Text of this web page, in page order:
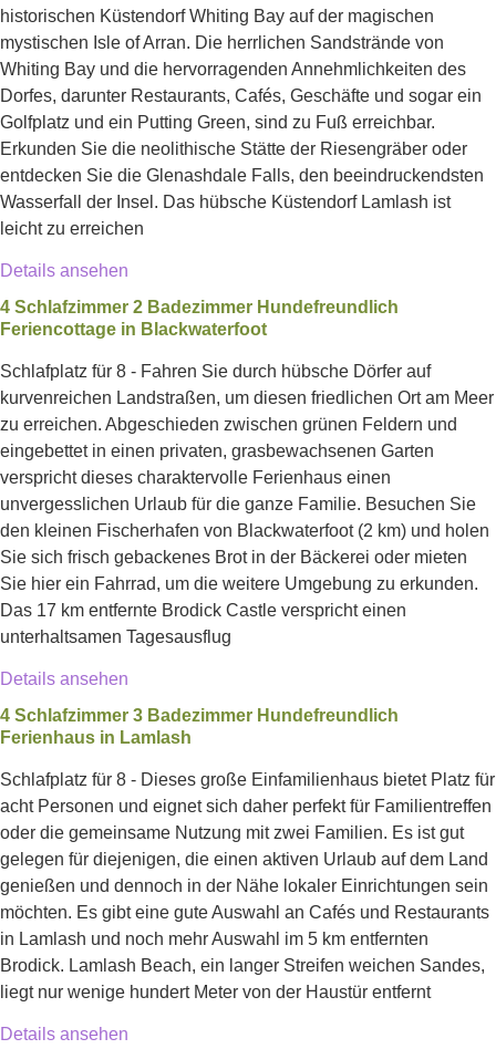
historischen Küstendorf Whiting Bay auf der magischen
mystischen Isle of Arran. Die herrlichen Sandstrände von
Whiting Bay und die hervorragenden Annehmlichkeiten des
Dorfes, darunter Restaurants, Cafés, Geschäfte und sogar ein
Golfplatz und ein Putting Green, sind zu Fuß erreichbar.
Erkunden Sie die neolithische Stätte der Riesengräber oder
entdecken Sie die Glenashdale Falls, den beeindruckendsten
Wasserfall der Insel. Das hübsche Küstendorf Lamlash ist
leicht zu erreichen
Details ansehen
4 Schlafzimmer 2 Badezimmer Hundefreundlich
Feriencottage in Blackwaterfoot
Schlafplatz für 8 - Fahren Sie durch hübsche Dörfer auf
kurvenreichen Landstraßen, um diesen friedlichen Ort am Meer
zu erreichen. Abgeschieden zwischen grünen Feldern und
eingebettet in einen privaten, grasbewachsenen Garten
verspricht dieses charaktervolle Ferienhaus einen
unvergesslichen Urlaub für die ganze Familie. Besuchen Sie
den kleinen Fischerhafen von Blackwaterfoot (2 km) und holen
Sie sich frisch gebackenes Brot in der Bäckerei oder mieten
Sie hier ein Fahrrad, um die weitere Umgebung zu erkunden.
Das 17 km entfernte Brodick Castle verspricht einen
unterhaltsamen Tagesausflug
Details ansehen
4 Schlafzimmer 3 Badezimmer Hundefreundlich
Ferienhaus in Lamlash
Schlafplatz für 8 - Dieses große Einfamilienhaus bietet Platz für
acht Personen und eignet sich daher perfekt für Familientreffen
oder die gemeinsame Nutzung mit zwei Familien. Es ist gut
gelegen für diejenigen, die einen aktiven Urlaub auf dem Land
genießen und dennoch in der Nähe lokaler Einrichtungen sein
möchten. Es gibt eine gute Auswahl an Cafés und Restaurants
in Lamlash und noch mehr Auswahl im 5 km entfernten
Brodick. Lamlash Beach, ein langer Streifen weichen Sandes,
liegt nur wenige hundert Meter von der Haustür entfernt
Details ansehen